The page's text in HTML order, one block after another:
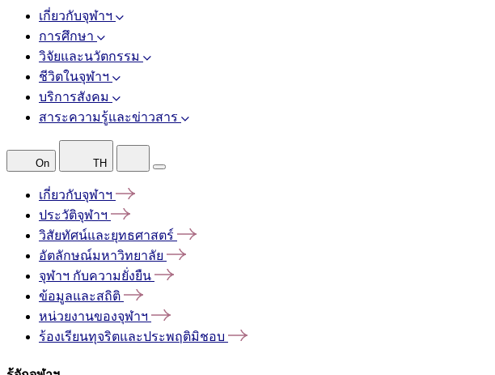
เกี่ยวกับจุฬาฯ
การศึกษา
วิจัยและนวัตกรรม
ชีวิตในจุฬาฯ
บริการสังคม
สาระความรู้และข่าวสาร
On TH
เกี่ยวกับจุฬาฯ
ประวัติจุฬาฯ
วิสัยทัศน์และยุทธศาสตร์
อัตลักษณ์มหาวิทยาลัย
จุฬาฯ กับความยั่งยืน
ข้อมูลและสถิติ
หน่วยงานของจุฬาฯ
ร้องเรียนทุจริตและประพฤติมิชอบ